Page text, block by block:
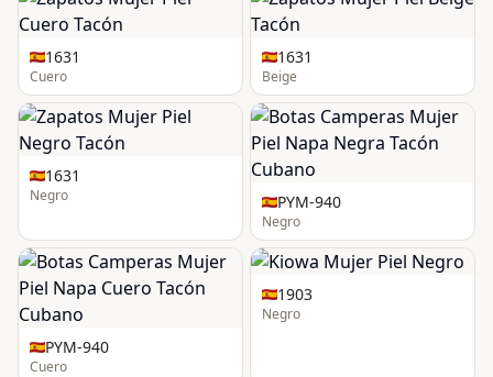
1631
Cuero
1631
Beige
1631
Negro PYM-940
Negro
PYM-940
Cuero
1903
Negro